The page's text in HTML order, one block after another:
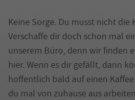
Keine Sorge. Du musst nicht die
Verschaffe dir doch schon mal
unserem Büro, denn wir finden
hier. Wenn es dir gefällt, dann
hoffentlich bald auf einen
du mal von zuhause aus